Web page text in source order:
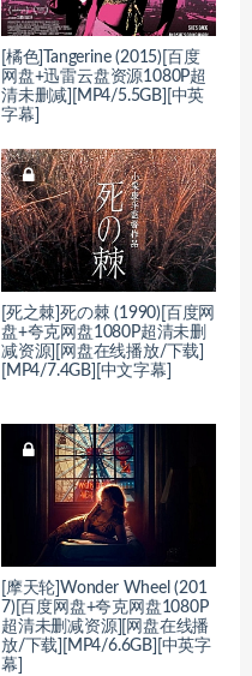
[橘色]Tangerine (2015)[百度
网盘+迅雷云盘资源1080P超
清未删减][MP4/5.5GB][中英
字幕]
[死之棘]死の棘 (1990)[百度网
盘+夸克网盘1080P超清未删
减资源][网盘在线播放/下载]
[MP4/7.4GB][中文字幕]
[摩天轮]Wonder Wheel (201
7)[百度网盘+夸克网盘1080P
超清未删减资源][网盘在线播
放/下载][MP4/6.6GB][中英字
幕]